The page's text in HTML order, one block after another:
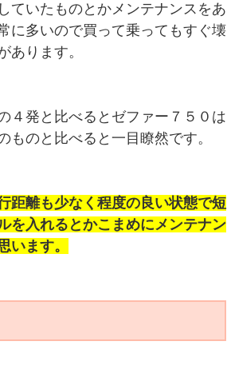
ていたものとかメンテナンスをあ
に多いので買って乗ってもすぐ壊
あります。
４発と比べるとゼファー７５０は
のと比べると一目瞭然です。
距離も少なく程度の良い状態で短
を入れるとかこまめにメンテナン
います。